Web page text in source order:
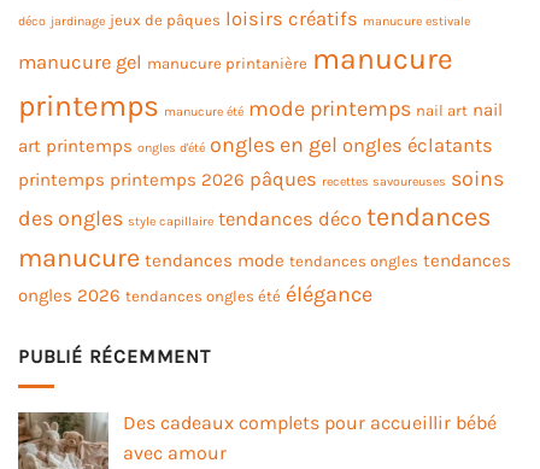
déco jardinage jeux de pâques loisirs créatifs manucure estivale
manucure gel manucure printanière manucure
printemps manucure été mode printemps nail art nail
art printemps ongles d'été ongles en gel ongles éclatants
printemps printemps 2026 pâques recettes savoureuses soins
des ongles style capillaire tendances déco tendances
manucure tendances mode tendances ongles tendances
ongles 2026 tendances ongles été élégance
PUBLIÉ RÉCEMMENT
Des cadeaux complets pour accueillir bébé
avec amour